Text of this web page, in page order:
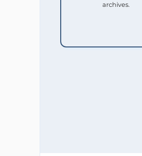
archives.